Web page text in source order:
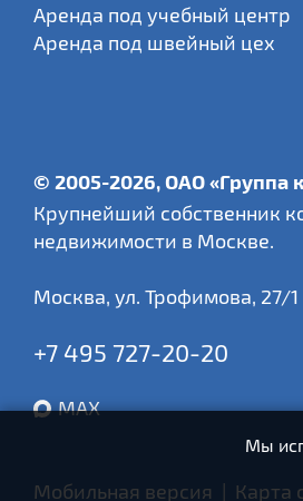
Аренда под учебный центр
Аренда под швейный цех
© 2005-2026, ОАО
Крупнейший собственник
недвижимости в Москве.
Москва, ул. Трофимова, 27/1
+7 495 727-20-20
MAX
Мобильная версия | Карта
Мы